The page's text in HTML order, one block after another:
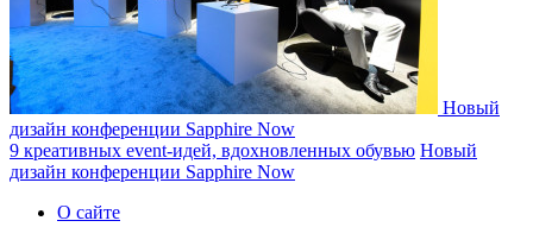
Новый
дизайн конференции Sapphire Now
9 креативных event-идей, вдохновленных обувью Новый
дизайн конференции Sapphire Now
О сайте